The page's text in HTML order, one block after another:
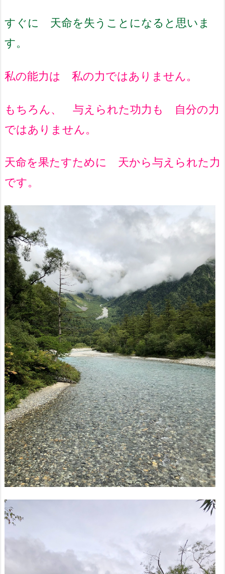
すぐに 天命を失うことになると思いま
す。
私の能力は 私の力ではありません。
もちろん、 与えられた功力も 自分の力
ではありません。
天命を果たすために 天から与えられた力
です。